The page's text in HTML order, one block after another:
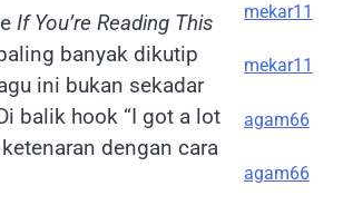
If You’re Reading This
banyak dikutip
ini bukan sekadar
balik hook “I got a lot
dengan cara
mekar11
mekar11
agam66
agam66